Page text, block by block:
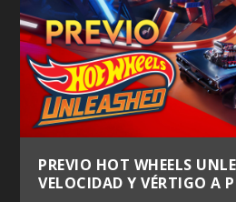
PREVIO HOT WHEELS
VELOCIDAD Y VÉRTIGO A